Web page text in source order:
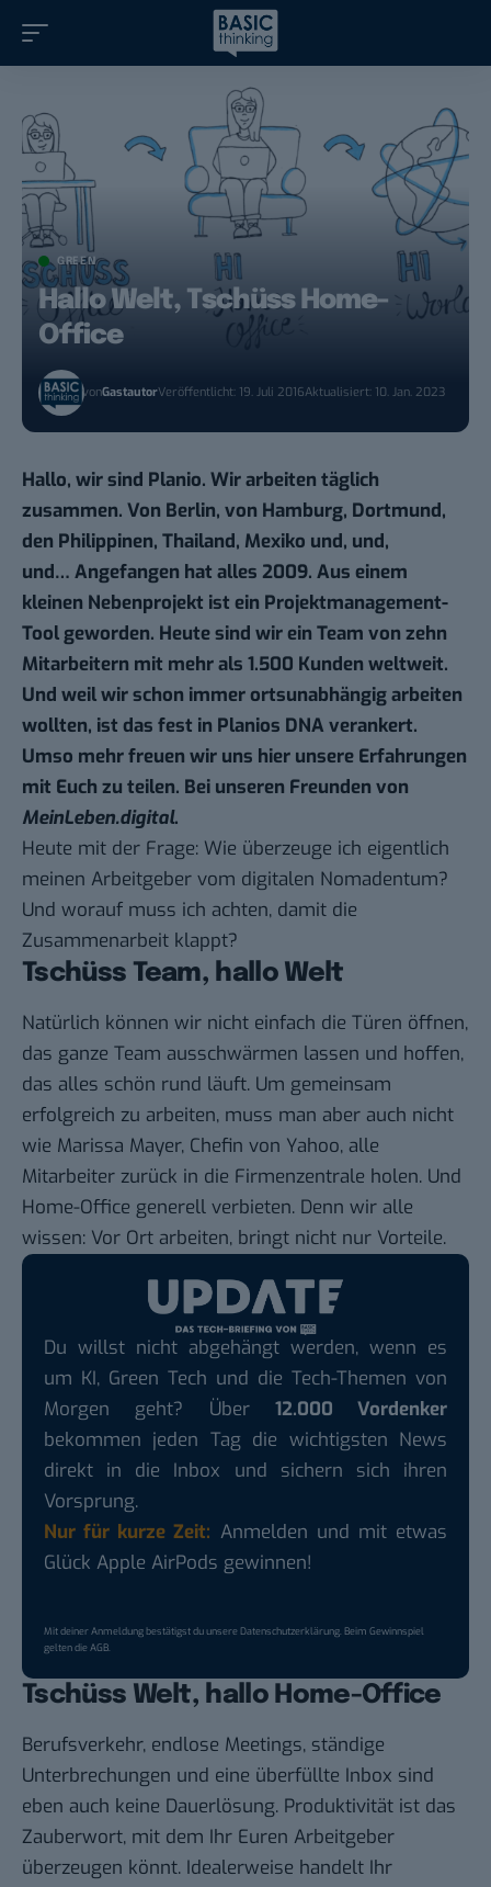
GREEN
Hallo Welt, Tschüss Home-
Office
vonGastautorVeröffentlicht: 19. Juli 2016Aktualisiert: 10. Jan. 2023
Hallo, wir sind Planio. Wir arbeiten täglich
zusammen. Von Berlin, von Hamburg, Dortmund,
den Philippinen, Thailand, Mexiko und, und,
und… Angefangen hat alles 2009. Aus einem
kleinen Nebenprojekt ist ein Projektmanagement-
Tool geworden. Heute sind wir ein Team von zehn
Mitarbeitern mit mehr als 1.500 Kunden weltweit.
Und weil wir schon immer ortsunabhängig arbeiten
wollten, ist das fest in Planios DNA verankert.
Umso mehr freuen wir uns hier unsere Erfahrungen
mit Euch zu teilen. Bei unseren Freunden von
MeinLeben.digital.
Heute mit der Frage: Wie überzeuge ich eigentlich
meinen Arbeitgeber vom digitalen Nomadentum?
Und worauf muss ich achten, damit die
Zusammenarbeit klappt?
Tschüss Team, hallo Welt
Natürlich können wir nicht einfach die Türen öffnen,
das ganze Team ausschwärmen lassen und hoffen,
das alles schön rund läuft. Um gemeinsam
erfolgreich zu arbeiten, muss man aber auch nicht
wie Marissa Mayer, Chefin von Yahoo, alle
Mitarbeiter zurück in die Firmenzentrale holen. Und
Home-Office generell verbieten. Denn wir alle
wissen: Vor Ort arbeiten, bringt nicht nur Vorteile.
Du willst nicht abgehängt werden, wenn es
um KI, Green Tech und die Tech-Themen von
Morgen geht? Über 12.000 Vordenker
bekommen jeden Tag die wichtigsten News
direkt in die Inbox und sichern sich ihren
Vorsprung.
Nur für kurze Zeit: Anmelden und mit etwas
Glück Apple AirPods gewinnen!
Mit deiner Anmeldung bestätigst du unsereDatenschutzerklärung. Beim Gewinnspiel
gelten dieAGB.
Tschüss Welt, hallo Home-Office
Berufsverkehr, endlose Meetings, ständige
Unterbrechungen und eine überfüllte Inbox sind
eben auch keine Dauerlösung. Produktivität ist das
Zauberwort, mit dem Ihr Euren Arbeitgeber
überzeugen könnt. Idealerweise handelt Ihr